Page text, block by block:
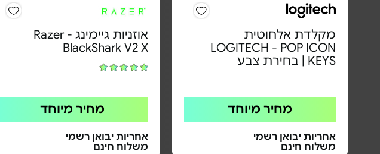
מקלדת אלחוטית
LOGITECH - POP ICON
KEYS | בחירת צבע
מחיר מיוחד
אחריות יבואן רשמי
משלוח חינם
אוזניות גיימינג Razer -
BlackShark V2 X
מחיר מיוחד
אחריות יבואן רשמי
משלוח חינם